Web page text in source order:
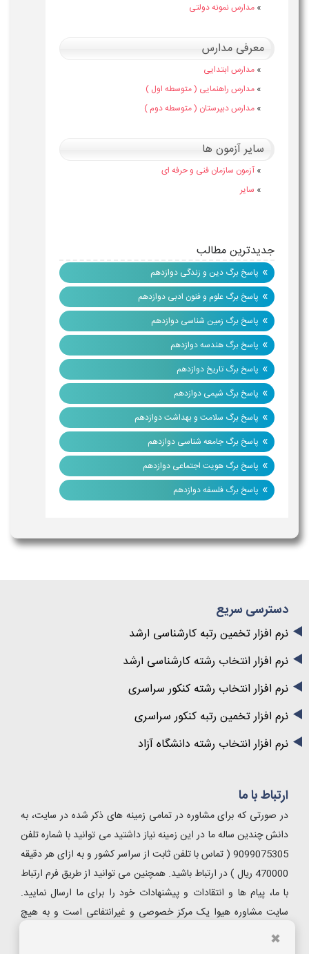
» مدارس نمونه دولتی
معرفی مدارس
» مدارس ابتدایی
» مدارس راهنمایی ( متوسطه اول )
» مدارس دبیرستان ( متوسطه دوم )
سایر آزمون ها
» آزمون سازمان فنی و حرفه ای
» سایر
جدیدترین مطالب
» پاسخ برگ دین و زندگی دوازدهم
» پاسخ برگ علوم و فنون ادبی دوازدهم
» پاسخ برگ زمین شناسی دوازدهم
» پاسخ برگ هندسه دوازدهم
» پاسخ برگ تاریخ دوازدهم
» پاسخ برگ شیمی دوازدهم
» پاسخ برگ سلامت و بهداشت دوازدهم
» پاسخ برگ جامعه شناسی دوازدهم
» پاسخ برگ هویت اجتماعی دوازدهم
» پاسخ برگ فلسفه دوازدهم
دسترسی سریع
نرم افزار تخمین رتبه کارشناسی ارشد
نرم افزار انتخاب رشته کارشناسی ارشد
نرم افزار انتخاب رشته کنکور سراسری
نرم افزار تخمین رتبه کنکور سراسری
نرم افزار انتخاب رشته دانشگاه آزاد
ارتباط با ما
در صورتی که برای مشاوره در تمامی زمینه های ذکر شده در سایت، به
دانش چندین ساله ما در این زمینه نیاز داشتید می توانید با شماره تلفن
9099075305 ( تماس با تلفن ثابت از سراسر کشور و به ازای هر دقیقه
470000 ریال ) در ارتباط باشید. همچنین می توانید از طریق فرم ارتباط
با ما، پیام ها و انتقادات و پیشنهادات خود را برای ما ارسال نمایید.
سایت مشاوره هیوا یک مرکز خصوصی و غیرانتفاعی است و به هیچ
ارگان دولتی و خصوصی دیگر اعم از سازمان سنجش ، دانشگاه آزاد و
✖